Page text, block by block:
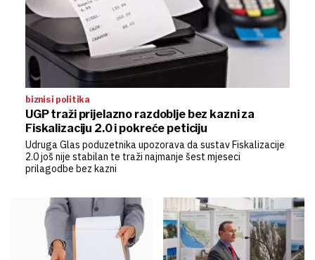
biznis i politika
UGP traži prijelazno razdoblje bez kazni za
Fiskalizaciju 2.0 i pokreće peticiju
Udruga Glas poduzetnika upozorava da sustav Fiskalizacije
2.0 još nije stabilan te traži najmanje šest mjeseci
prilagodbe bez kazni